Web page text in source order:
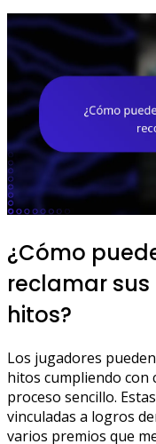
¿Cómo
reclamar
hitos?
Los jugadores
hitos cumpliendo con
proceso sencillo.
vinculadas a logros
varios premios que